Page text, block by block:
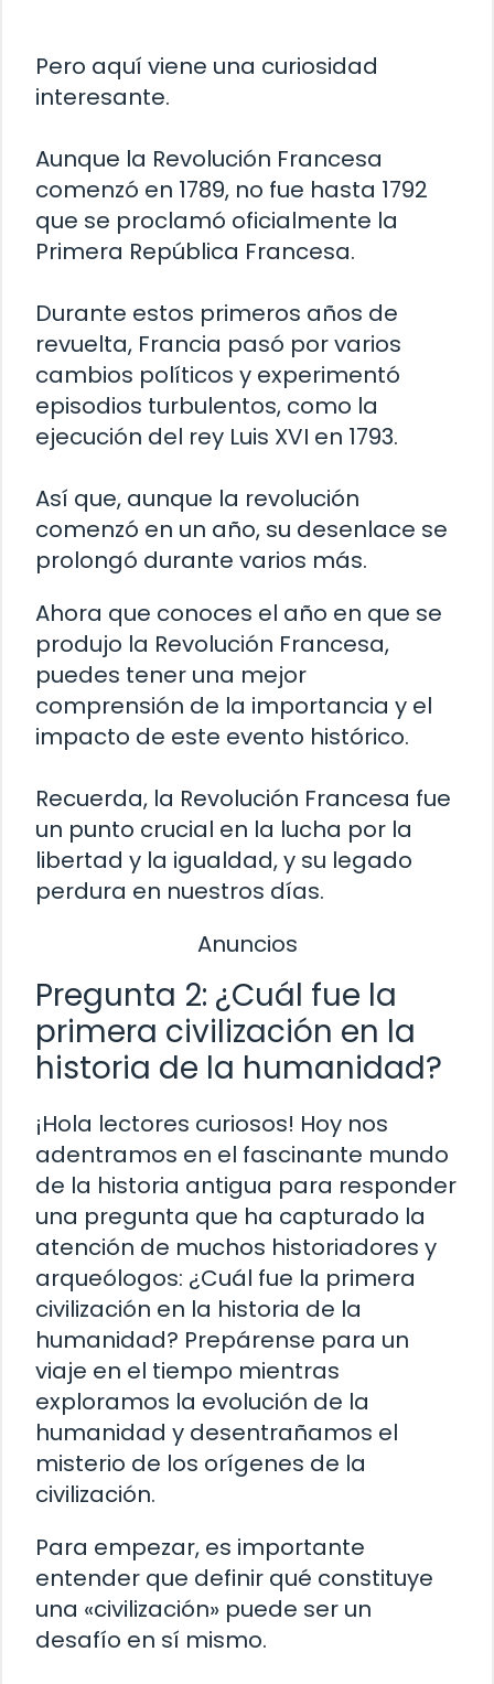
Pero aquí viene una curiosidad
interesante.
Aunque la Revolución Francesa
comenzó en 1789, no fue hasta 1792
que se proclamó oficialmente la
Primera República Francesa.
Durante estos primeros años de
revuelta, Francia pasó por varios
cambios políticos y experimentó
episodios turbulentos, como la
ejecución del rey Luis XVI en 1793.
Así que, aunque la revolución
comenzó en un año, su desenlace se
prolongó durante varios más.
Ahora que conoces el año en que se
produjo la Revolución Francesa,
puedes tener una mejor
comprensión de la importancia y el
impacto de este evento histórico.
Recuerda, la Revolución Francesa fue
un punto crucial en la lucha por la
libertad y la igualdad, y su legado
perdura en nuestros días.
Anuncios
Pregunta 2: ¿Cuál fue la
primera civilización en la
historia de la humanidad?
¡Hola lectores curiosos! Hoy nos
adentramos en el fascinante mundo
de la historia antigua para responder
una pregunta que ha capturado la
atención de muchos historiadores y
arqueólogos: ¿Cuál fue la primera
civilización en la historia de la
humanidad? Prepárense para un
viaje en el tiempo mientras
exploramos la evolución de la
humanidad y desentrañamos el
misterio de los orígenes de la
civilización.
Para empezar, es importante
entender que definir qué constituye
una «civilización» puede ser un
desafío en sí mismo.